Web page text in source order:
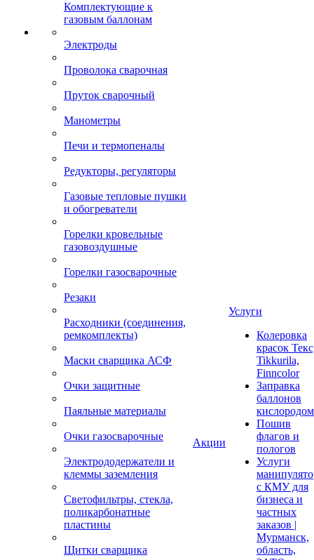
Комплектующие к
газовым баллонам
Электроды
Проволока сварочная
Пруток сварочный
Манометры
Печи и термопеналы
Редукторы, регуляторы
Газовые тепловые пушки
и обогреватели
Горелки кровельные
газовоздушные
Горелки газосварочные
Резаки
Расходники (соединения,
ремкомплекты)
Маски сварщика АСФ
Очки защитные
Паяльные материалы
Очки газосварочные
Электрододержатели и
клеммы заземления
Светофильтры, стекла,
поликарбонатные
пластины
Щитки сварщика
Акции
Услуги
Колеровка
красок
Tikkurila,
Finncolor
Заправка
баллонов
кислородом
Пошив
флагов и
пологов
Услуги
с КМУ для
бизнеса и
частных
заказов |
Мурманск,
область,